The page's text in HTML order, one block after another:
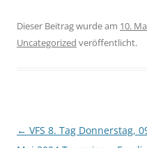
Dieser Beitrag wurde am 10.
Uncategorized veröffentlicht.
Beitragsnavigation
← VFS 8. Tag Donnerstag,